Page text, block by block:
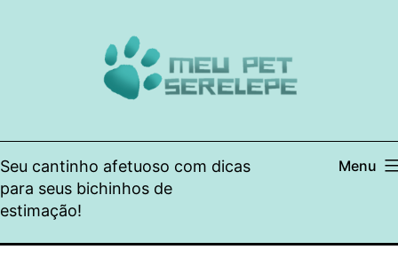
Seu cantinho afetuoso com dicas
para seus bichinhos de
estimação!
Menu